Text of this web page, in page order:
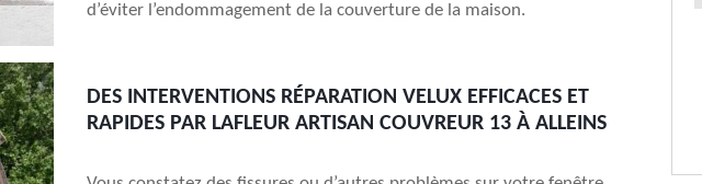
d’éviter l’endommagement de la couverture de la maison.
DES INTERVENTIONS RÉPARATION VELUX EFFICACES ET
RAPIDES PAR LAFLEUR ARTISAN COUVREUR 13 À ALLEINS